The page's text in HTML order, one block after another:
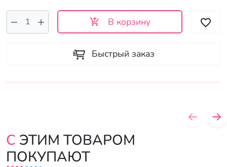
В корзину
Быстрый заказ
С ЭТИМ ТОВАРОМ
ПОКУПАЮТ